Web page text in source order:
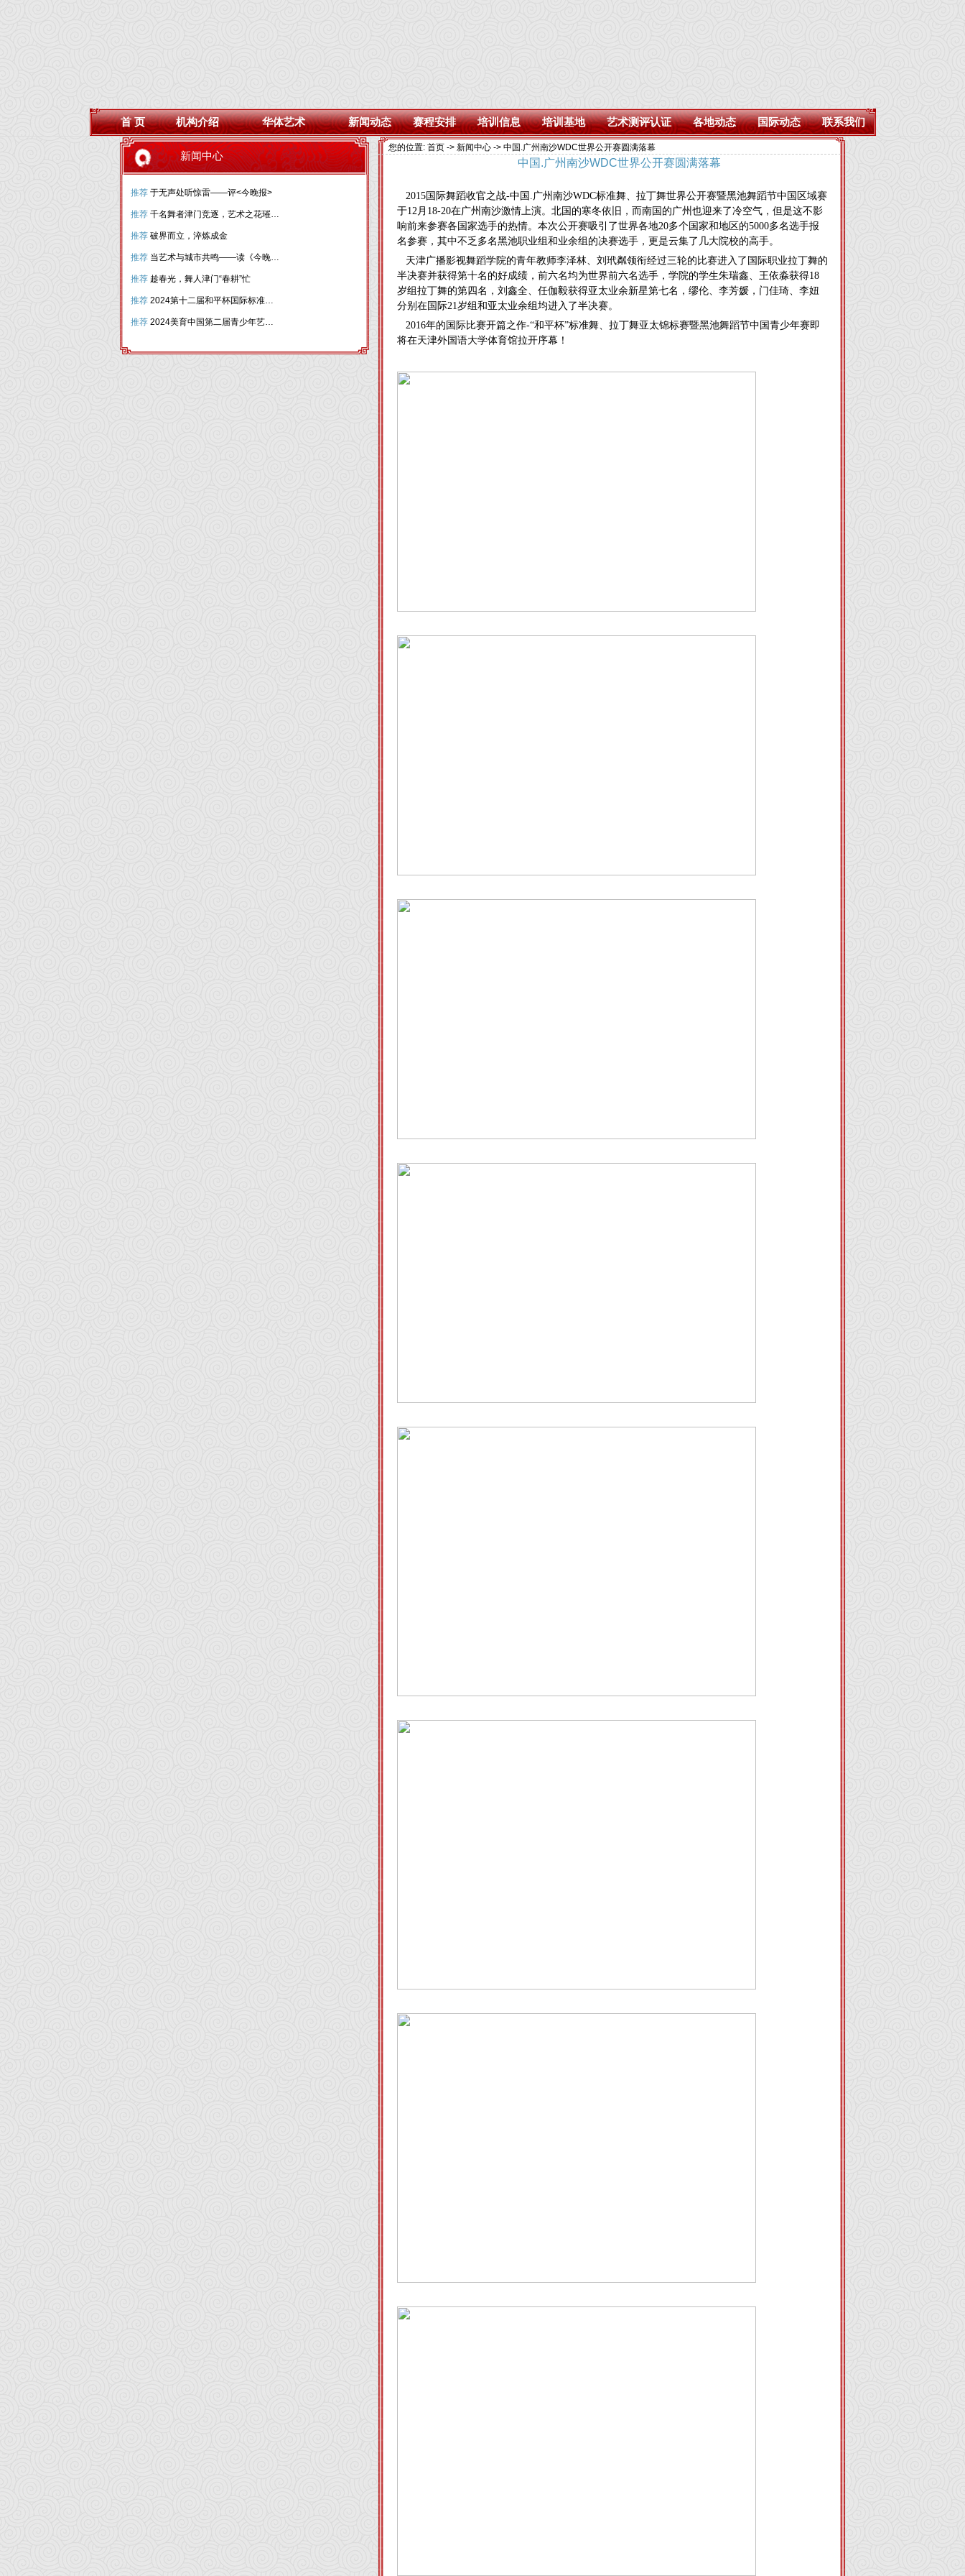
首 页 机构介绍 华体艺术 新闻动态 赛程安排 培训信息 培训基地 艺术测评认证 各地动态 国际动态 联系我们
新闻中心
推荐 于无声处听惊雷——评<今晚报>
推荐 千名舞者津门竞逐，艺术之花璀璨绽放
推荐 破界而立，淬炼成金
推荐 当艺术与城市共鸣——读《今晚报》“和平杯”
推荐 趁春光，舞人津门“春耕”忙
推荐 2024第十二届和平杯国际标准舞（体育舞蹈）国际公开赛圆满落幕
推荐 2024美育中国第二届青少年艺术节（天津站）圆满落幕
您的位置: 首页 -> 新闻中心 -> 中国.广州南沙WDC世界公开赛圆满落幕
中国.广州南沙WDC世界公开赛圆满落幕
2015国际舞蹈收官之战-中国.广州南沙WDC标准舞、拉丁舞世界公开赛暨黑池舞蹈节中国区域赛
于12月18-20在广州南沙激情上演。北国的寒冬依旧，而南国的广州也迎来了冷空气，但是这不影
响前来参赛各国家选手的热情。本次公开赛吸引了世界各地20多个国家和地区的5000多名选手报
名参赛，其中不乏多名黑池职业组和业余组的决赛选手，更是云集了几大院校的高手。
天津广播影视舞蹈学院的青年教师李泽林、刘玳粼领衔经过三轮的比赛进入了国际职业拉丁舞的
半决赛并获得第十名的好成绩，前六名均为世界前六名选手，学院的学生朱瑞鑫、王依淼获得18
岁组拉丁舞的第四名，刘鑫全、任伽毅获得亚太业余新星第七名，缪伦、李芳媛，门佳琦、李妞
分别在国际21岁组和亚太业余组均进入了半决赛。
2016年的国际比赛开篇之作-“和平杯”标准舞、拉丁舞亚太锦标赛暨黑池舞蹈节中国青少年赛即
将在天津外国语大学体育馆拉开序幕！